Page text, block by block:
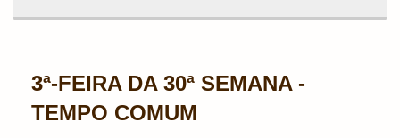
3ª-FEIRA DA 30ª SEMANA -
TEMPO COMUM